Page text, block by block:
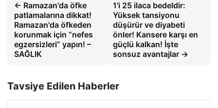
← Ramazan'da öfke
patlamalarına dikkat!
Ramazan'da öfkeden
korunmak için “nefes
egzersizleri” yapın! –
SAĞLIK
1'i 25 ilaca bedeldir:
Yüksek tansiyonu
düşürür ve diyabeti
önler! Kansere karşı en
güçlü kalkan! İşte
sonsuz avantajlar →
Tavsiye Edilen Haberler